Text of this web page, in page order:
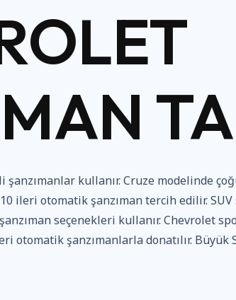
şanzımanlar kullanır. Cruze modelinde
ileri otomatik şanzıman tercih edilir.
seçenekleri kullanır. Chevrolet
otomatik şanzımanlarla donatılır.